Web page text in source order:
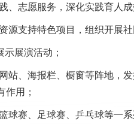
、志愿服务，深化实践育人成
支持特色项目，组织开展
示展演活动；
站、海报栏、橱窗等阵地，
作用；
球赛、足球赛、乒乓球等一系